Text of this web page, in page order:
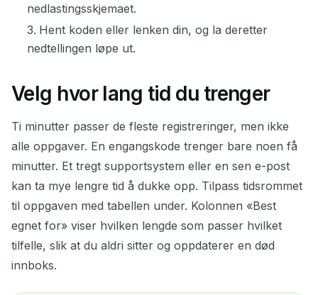
nedlastingsskjemaet.
Hent koden eller lenken din, og la deretter
nedtellingen løpe ut.
Velg hvor lang tid du trenger
Ti minutter passer de fleste registreringer, men ikke
alle oppgaver. En engangskode trenger bare noen få
minutter. Et tregt supportsystem eller en sen e-post
kan ta mye lengre tid å dukke opp. Tilpass tidsrommet
til oppgaven med tabellen under. Kolonnen «Best
egnet for» viser hvilken lengde som passer hvilket
tilfelle, slik at du aldri sitter og oppdaterer en død
innboks.